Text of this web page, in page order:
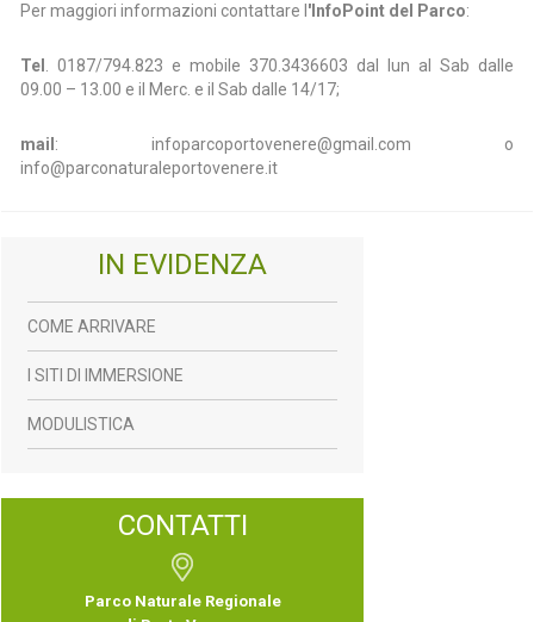
Per maggiori informazioni contattare l 'InfoPoint del Parco:
Tel
. 0187/794.823 e mobile 370.3436603 dal lun al Sab dalle
09.00 – 13.00 e il Merc. e il Sab dalle 14/17;
mail : infoparcoportovenere@gmail.com o
info@parconaturaleportovenere.it
CONTATTI
Parco Naturale Regionale
IN EVIDENZA
COME ARRIVARE
I SITI DI IMMERSIONE
MODULISTICA